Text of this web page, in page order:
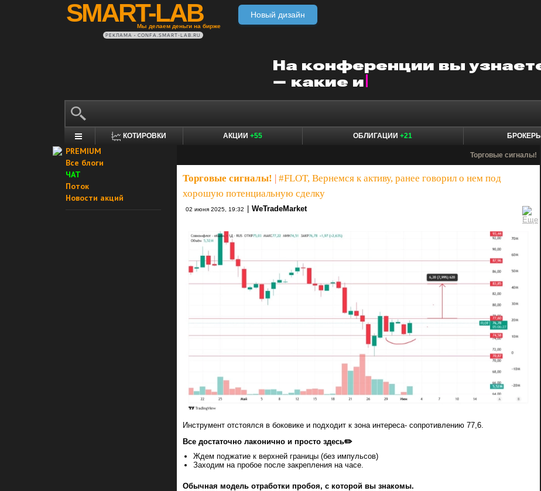
SMART-LAB
Мы делаем деньги на бирже
Новый дизайн
РЕКЛАМА • CONFA.SMART-LAB.RU
КОТИРОВКИ АКЦИИ +55 ОБЛИГАЦИИ +21 БРОКЕРЫ
PREMIUM
Все блоги
ЧАТ
Поток
Новости акций
Торговые сигналы!
Торговые сигналы!
#FLOT, Вернемся к активу, ранее говорил о нем под
хорошую потенциальную сделку
02 июня 2025, 19:32 WeTradeMarket
Инструмент отстоялся в боковике и подходит к зона интереса- сопротивлению 77,6.
Все достаточно лаконично и просто здесь✏️
Ждем поджатие к верхней границы (без импульсов)
Заходим на пробое после закрепления на часе.
Обычная модель отработки пробоя, с которой вы знакомы.